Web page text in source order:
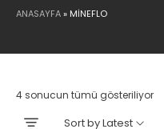
ANASAYFA» MINEFLO
4 sonucun tümü gösteriliyor
Sort by Latest